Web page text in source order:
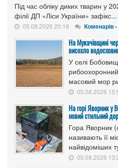
Під час обліку диких тварин у
філії ДП «Ліси України» зафікс...
05.08.2026 20:19 Коменарів
На Мукачівщині
висохло
У селі
масовий мор
05.08.2026
На горі Яворник у
новий стильний
Гора Яворник
називають її
найвідоміших
05.08.2026